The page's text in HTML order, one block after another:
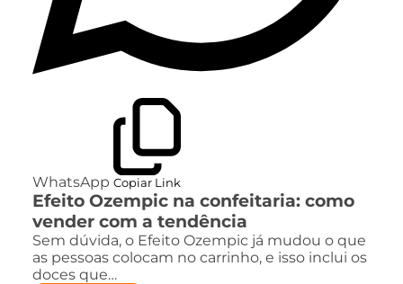
WhatsApp Copiar Link
Efeito Ozempic na confeitaria: como
vender com a tendência
Sem dúvida, o Efeito Ozempic já mudou o que
as pessoas colocam no carrinho, e isso inclui os
doces que…